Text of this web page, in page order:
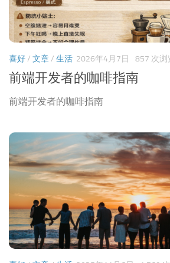
喜好/ 文章/ 生活 2026年4月7日 857 次浏
前端开发者的咖啡指南
前端开发者的咖啡指南